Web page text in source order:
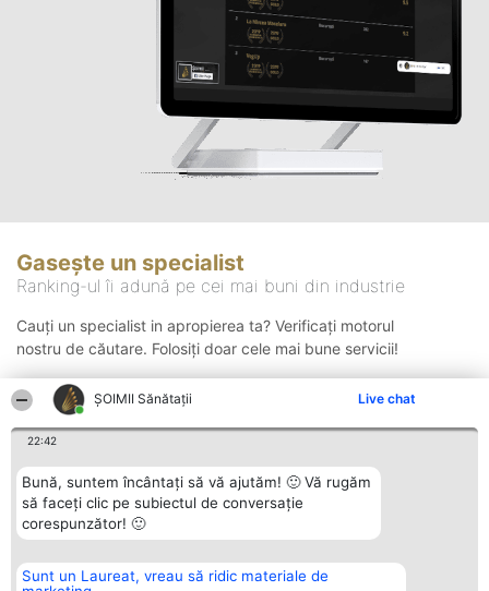
ŞOIMII Sănătații Live chat
22:42
Bună, suntem încântați să vă ajutăm! 🙂 Vă rugăm
să faceți clic pe subiectul de conversație
corespunzător! 🙂
Sunt un Laureat, vreau să ridic materiale de
Gasește un specialist
Ranking-ul îi adună pe cei mai buni din industrie
Cauți un specialist in apropierea ta? Verificați motorul
nostru de căutare. Folosiți doar cele mai bune servicii!
Organizator Ranking Plebiscyt Contact